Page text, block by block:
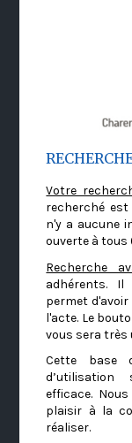
Votre
recherché
n'y a aucune
ouverte à tous
Recherche
adhérents. Il
permet
l'acte. Le
vous sera très
Cette base
d’utilisation
efficace.
plaisir à la
réaliser.